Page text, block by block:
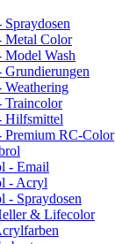
Spraydosen
Metal Color
Model Wash
Grundierungen
Weathering
Traincolor
Hilfsmittel
Premium RC-Color
- Email
- Acryl
- Spraydosen
& Lifecolor